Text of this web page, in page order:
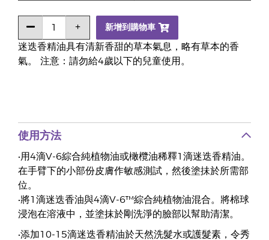
迷迭香精油具有清新香甜的草本氣息，略有草本的香
氣。 注意：請勿給4歲以下的兒童使用。
新增到購物車
使用方法
•用4滴V-6綜合純植物油或橄欖油稀釋1滴迷迭香精油。
在手臂下的小部份皮膚作敏感測試，然後塗抺於所需部
位。
•將1滴迷迭香油與4滴V-6™綜合純植物油混合。將棉球
浸泡在溶液中，並塗抹於剛洗淨的臉部以幫助清潔。
•添加10-15滴迷迭香精油於天然洗髮水或護髮素，令秀